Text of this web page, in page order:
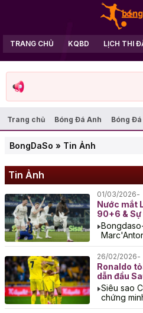
TRANG CHỦ KQBD LỊCH THI
Trang chủ Bóng Đá Anh Bóng
BongDaSo » Tin Ảnh
Tin Ảnh
01/03/2026
Nước mắt
90+6 & Sự
Giông Bão
chứng
của
khắc vỡ...
26/02/2026
Ronaldo
dẫn đầu
Siêu sao
chứng
rực sáng